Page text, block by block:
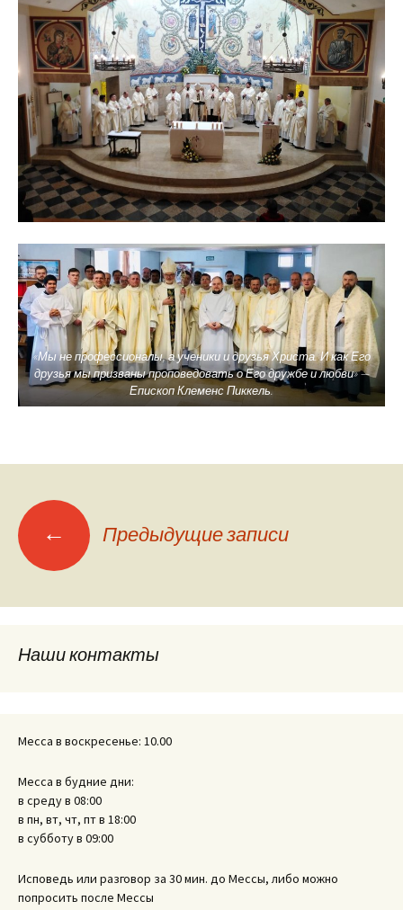
«Мы не профессионалы, а ученики и друзья Христа. И как Его
друзья мы призваны проповедовать о Его дружбе и любви» —
Епископ Клеменс Пиккель.
Навигация
по
записям
← Предыдущие записи
Наши контакты
Месса в воскресенье: 10.00
Месса в будние дни:
в среду в 08:00
в пн, вт, чт, пт в 18:00
в субботу в 09:00
Исповедь или разговор за 30 мин. до Мессы, либо можно
попросить после Мессы